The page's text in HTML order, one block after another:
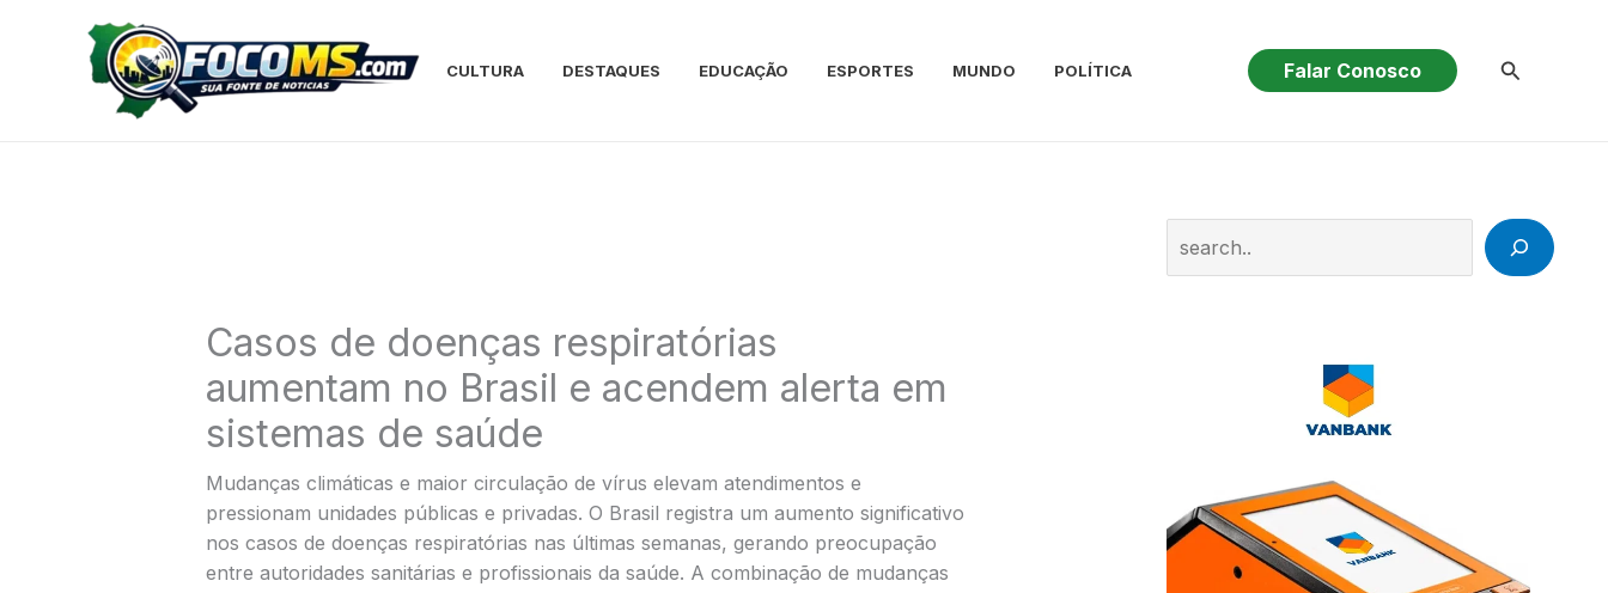
CULTURA DESTAQUES EDUCAÇÃO ESPORTES MUNDO POLÍTICA Falar Conosco Pesquisar
Casos de doenças respiratórias
aumentam no Brasil e acendem alerta em
sistemas de saúde
Mudanças climáticas e maior circulação de vírus elevam atendimentos e
pressionam unidades públicas e privadas. O Brasil registra um aumento significativo
nos casos de doenças respiratórias nas últimas semanas, gerando preocupação
entre autoridades sanitárias e profissionais da saúde. A combinação de mudanças